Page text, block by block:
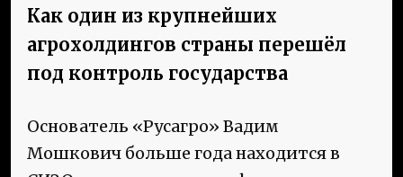
Как один из крупнейших
агрохолдингов страны перешёл
под контроль государства
Основатель «Русагро» Вадим
Мошкович больше года находится в